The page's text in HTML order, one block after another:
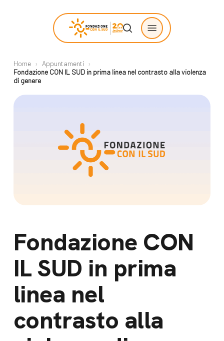
content
search
Menu
Home › Appuntamenti ›
Fondazione CON IL SUD in prima linea nel contrasto alla violenza
di genere
Fondazione CON
IL SUD in prima
linea nel
contrasto alla
Chi siamo
La nostra missione
Il nostro modello
La governance
Lavora con noi
Bilancio di
missione
News e
appuntamenti
Progetti
sostenuti
Progetti
dal Sud
Campagne
Libri e
Docufilm